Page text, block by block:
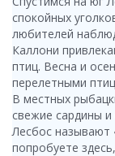
спокойных
любителей
Каллони
птиц. Весна и
перелетными
В местных
свежие сардины
Лесбос называют
попробуете